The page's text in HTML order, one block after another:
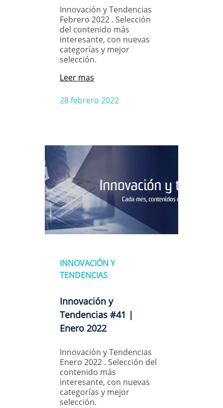
Innovación y Tendencias
Febrero 2022 . Selección
del contenido más
interesante, con nuevas
categorías y mejor
selección.
28 febrero 2022
Leer mas
INNOVACIÓN Y
TENDENCIAS
Innovación y
Tendencias #41 |
Enero 2022
Innovación y Tendencias
Enero 2022 . Selección del
contenido más
interesante, con nuevas
categorías y mejor
selección.